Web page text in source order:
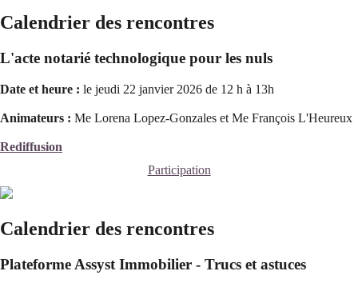
Calendrier des rencontres
L'acte notarié technologique pour les nuls
Date et heure : le jeudi 22 janvier 2026 de 12 h à 13h
Animateurs : Me Lorena Lopez-Gonzales et Me François L'Heureux
Rediffusion
Participation
Calendrier des rencontres
Plateforme Assyst Immobilier - Trucs et astuces